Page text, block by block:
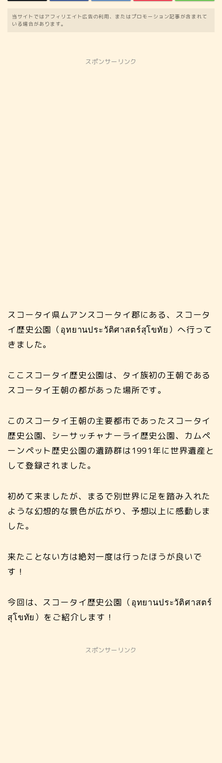
当サイトではアフィリエイト広告の利用、またはプロモーション記事が含まれて
いる場合があります。
スポンサーリンク
スコータイ県ムアンスコータイ郡にある、スコータ
イ歴史公園（อุทยานประวัติศาสตร์สุโขทัย）へ行って
きました。
ここスコータイ歴史公園は、タイ族初の王朝である
スコータイ王朝の都があった場所です。
このスコータイ王朝の主要都市であったスコータイ
歴史公園、シーサッチャナーライ歴史公園、カムペ
ーンペット歴史公園の遺跡群は1991年に世界遺産と
して登録されました。
初めて来ましたが、まるで別世界に足を踏み入れた
ような幻想的な景色が広がり、予想以上に感動しま
した。
来たことない方は絶対一度は行ったほうが良いで
す！
今回は、スコータイ歴史公園（อุทยานประวัติศาสตร์
สุโขทัย）をご紹介します！
スポンサーリンク